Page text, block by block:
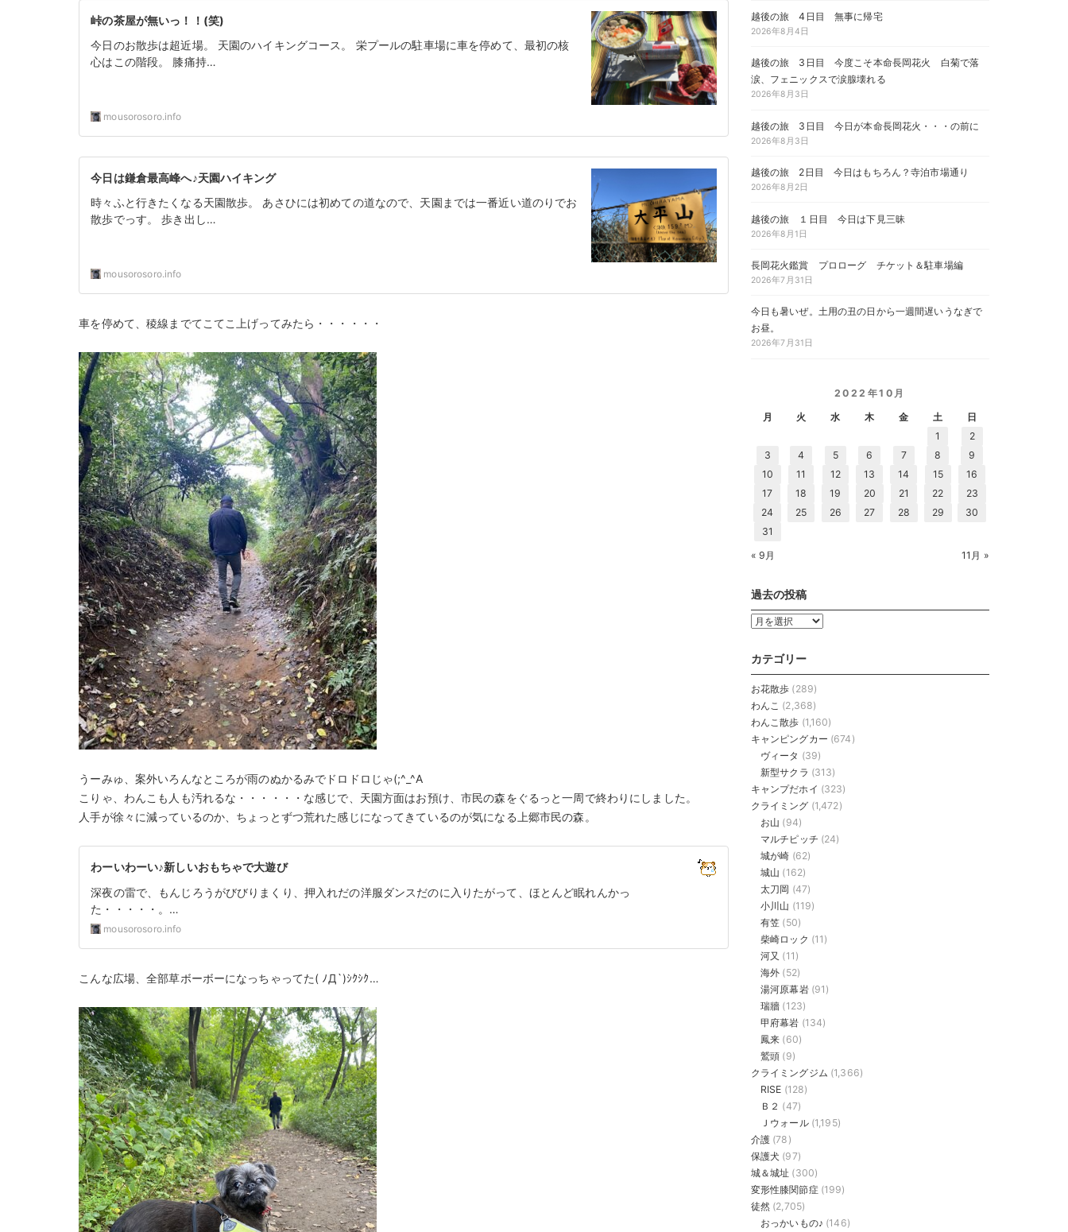
峠の茶屋が無いっ！！(笑)
今日のお散歩は超近場。 天園のハイキングコース。 栄プールの駐車場に車を停めて、最初の核
心はこの階段。 膝痛持…
mousorosoro.info
今日は鎌倉最高峰へ♪天園ハイキング
時々ふと行きたくなる天園散歩。 あさひには初めての道なので、天園までは一番近い道のりでお
散歩でっす。 歩き出し…
mousorosoro.info
車を停めて、稜線までてこてこ上げってみたら・・・・・・
うーみゅ、案外いろんなところが雨のぬかるみでドロドロじゃ(;^_^A
こりゃ、わんこも人も汚れるな・・・・・・な感じで、天園方面はお預け、市民の森をぐるっと一周で終わりにしました。
人手が徐々に減っているのか、ちょっとずつ荒れた感じになってきているのが気になる上郷市民の森。
わーいわーい♪新しいおもちゃで大遊び
深夜の雷で、もんじろうがびびりまくり、押入れだの洋服ダンスだのに入りたがって、ほとんど眠れんかっ
た・・・・・。…
mousorosoro.info
こんな広場、全部草ボーボーになっちゃってた( ﾉД`)ｼｸｼｸ…
越後の旅 4日目 無事に帰宅
2026年8月4日
越後の旅 3日目 今度こそ本命長岡花火 白菊で落
涙、フェニックスで涙腺壊れる
2026年8月3日
越後の旅 3日目 今日が本命長岡花火・・・の前に
2026年8月3日
越後の旅 2日目 今日はもちろん？寺泊市場通り
2026年8月2日
越後の旅 １日目 今日は下見三昧
2026年8月1日
長岡花火鑑賞 プロローグ チケット＆駐車場編
2026年7月31日
今日も暑いぜ。土用の丑の日から一週間遅いうなぎで
お昼。
2026年7月31日
2022年10月
月
火 水 木 金 土 日
« 9月 11月 »
1
2
3
4 5 6 7 8
9
10
11 12 13 14 15
16
17
18 19 20 21 22
23
24
25 26 27 28 29
30
31
過去の投稿
過
の
稿
カテゴリー
お花散歩 (289)
わんこ (2,368)
わんこ散歩 (1,160)
キャンピングカー (674)
ヴィータ (39)
新型サクラ (313)
キャンプだホイ (323)
クライミング (1,472)
お山 (94)
マルチピッチ (24)
城が崎 (62)
城山 (162)
太刀岡 (47)
小川山 (119)
有笠 (50)
柴崎ロック (11)
河又 (11)
海外 (52)
湯河原幕岩(91)
瑞牆 (123)
甲府幕岩 (134)
鳳来 (60)
鷲頭 (9)
クライミングジム (1,366)
RISE (128)
Ｂ２ (47)
Ｊウォール(1,195)
介護 (78)
保護犬 (97)
城＆城址 (300)
変形性膝関節症(199)
徒然 (2,705)
おっかいもの♪ (146)